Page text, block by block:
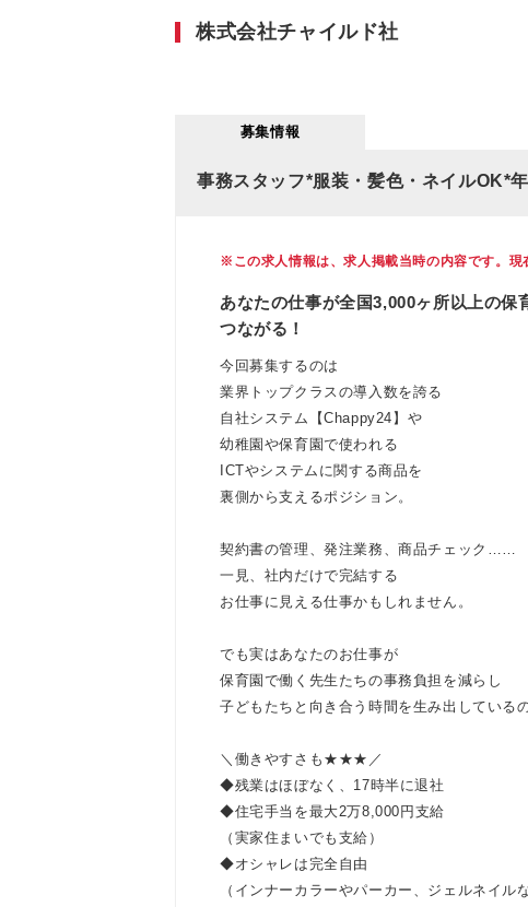
株式会社チャイルド社
募集情報
事務スタッフ*服装・髪色・ネイルOK*
※この求人情報は、求人掲載当時の内容です。現
あなたの仕事が全国3,000ヶ所以上の
つながる！
今回募集するのは
業界トップクラスの導入数を誇る
自社システム【Chappy24】や
幼稚園や保育園で使われる
ICTやシステムに関する商品を
裏側から支えるポジション。
契約書の管理、発注業務、商品チェック……
一見、社内だけで完結する
お仕事に見える仕事かもしれません。
でも実はあなたのお仕事が
保育園で働く先生たちの事務負担を減らし
子どもたちと向き合う時間を生み出している
＼働きやすさも★★★／
◆残業はほぼなく、17時半に退社
◆住宅手当を最大2万8,000円支給
（実家住まいでも支給）
◆オシャレは完全自由
（インナーカラーやパーカー、ジェルネイル